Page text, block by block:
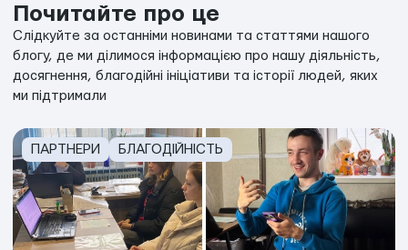
Почитайте про це
Слідкуйте за останніми новинами та статтями нашого
блогу, де ми ділимося інформацією про нашу діяльність,
досягнення, благодійні ініціативи та історії людей, яких
ми підтримали
ПАРТНЕРИ БЛАГОДІЙНІСТЬ